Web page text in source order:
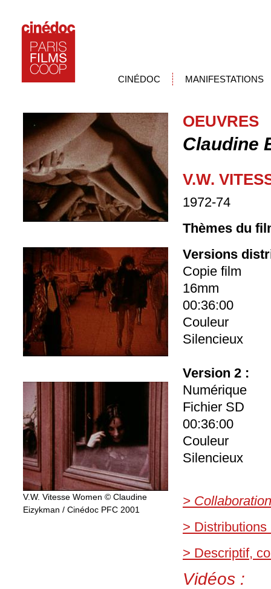
CINÉDOC MANIFESTATIONS
V.W. Vitesse Women © Claudine
Eizykman / Cinédoc PFC 2001
OEUVRES
Claudine
V.W.
1972-74
Thèmes du
Versions
Copie film
16mm
00:36:00
Couleur
Silencieux
Version 2 :
Numérique
Fichier SD
00:36:00
Couleur
Silencieux
>
> Distributions
> Descriptif,
Vidéos :